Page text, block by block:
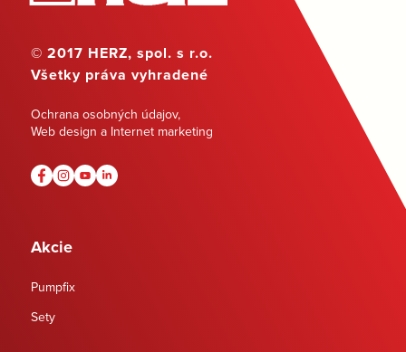
© 2017 HERZ, spol. s r.o.
Všetky práva vyhradené
Ochrana osobných údajov,
Web design a Internet marketing
Akcie
Pumpfix
Sety